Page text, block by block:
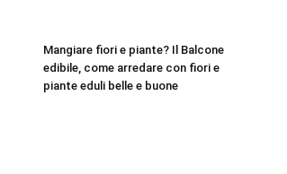
Mangiare fiori e piante? Il Balcone
edibile, come arredare con fiori e
piante eduli belle e buone